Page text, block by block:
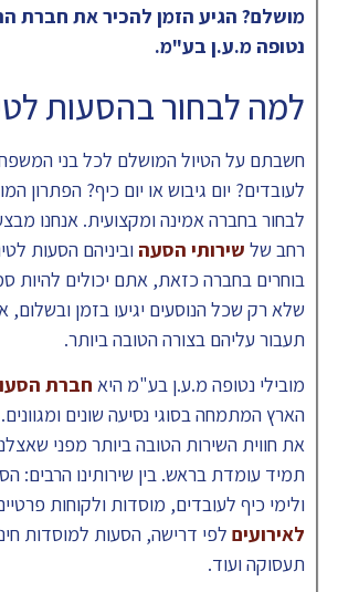
מושלם? הגיע הזמן להכיר את חברת
נטופה מ.ע.ן בע"מ.
למה לבחור בהסעות
חשבתם על הטיול המושלם לכל בני
לעובדים? יום גיבוש או יום כיף? הפתרון
לבחור בחברה אמינה ומקצועית. אנחנו
רחב של שירותי הסעה וביניהם הסעות
בוחרים בחברה כזאת, אתם יכולים להיות
שלא רק שכל הנוסעים יגיעו בזמן
תעבור עליהם בצורה הטובה ביותר.
מובילי נטופה מ.ע.ן בע"מ היא חברת
הארץ המתמחה בסוגי נסיעה שונים
את חווית השירות הטובה ביותר מפני
תמיד עומדת בראש. בין שירותינו הרבים:
ולימי כיף לעובדים, מוסדות ולקוחות
לאירועים לפי דרישה, הסעות למוסדות
תעסוקה ועוד.